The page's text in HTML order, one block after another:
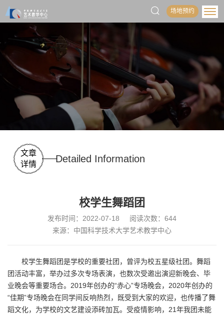
场地预约
文章
详情
Detailed Information
校学生舞蹈团
发布时间：2022-07-18 阅读次数： 644
来源：中国科学技术大学艺术教学中心
校学生舞蹈团是学校的重要社团，曾评为校五星级社团。舞蹈
团活动丰富，举办过多次专场表演，也数次受邀出演迎新晚会、毕
业晚会等重要场合。2019年创办的“赤心”专场晚会，2020年创办的
“佳期”专场晚会在同学间反响热烈，既受到大家的欢迎，也传播了舞
蹈文化，为学校的文艺建设添砖加瓦。受疫情影响，21年我团未能